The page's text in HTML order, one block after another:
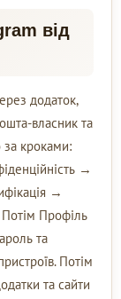
від
додаток,
власник та
за кроками:
→
→
Профіль
та
Потім
та сайти